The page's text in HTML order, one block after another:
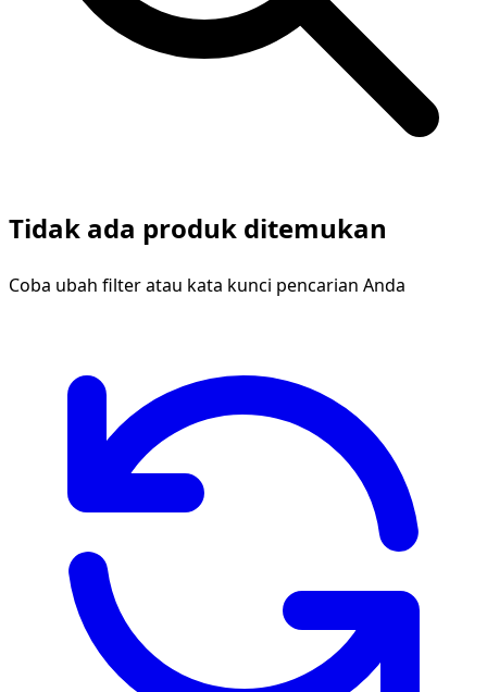
Tidak ada produk ditemukan
Coba ubah filter atau kata kunci pencarian Anda